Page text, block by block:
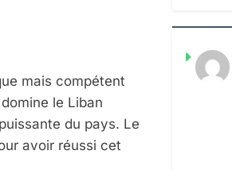
mais compétent
le Liban
du pays. Le
avoir réussi cet